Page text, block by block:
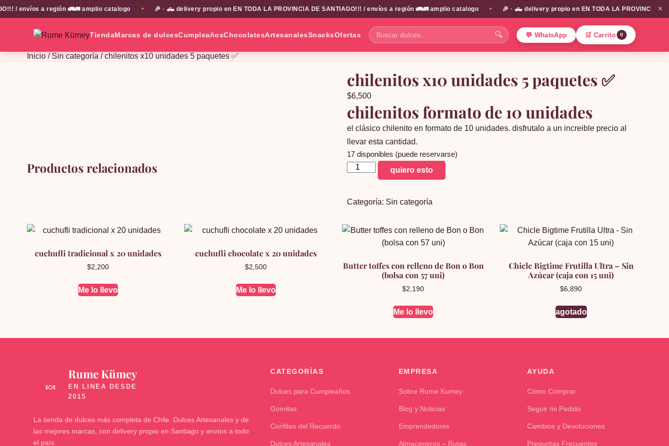
/ envíos a región 🚛🚛 amplio catalogo 🎉 · 🛻 delivery propio en EN TODA LA PROVINCIA DE SANTIAGO!!! / envíos a región 🚛🚛 amplio catalogo 🎉 · 🛻 delivery propio en EN TODA LA PROVINCIA DE
✕
TiendaMarcas de dulcesCumpleañosChocolatesArtesanalesSnacksOfertas
Buscar
dulces...
🔍 💬 WhatsApp 🛒 Carrito 0
Inicio/ Sin categoría / chilenitos x10 unidades 5 paquetes ✅
chilenitos x10 unidades 5 paquetes ✅
$6,500
chilenitos formato de 10 unidades
el clásico chilenito en formato de 10 unidades. disfrutalo a un increible precio al
llevar esta cantidad.
17 disponibles (puede reservarse)
chilenitos
5
✅
quiero esto
Categoría: Sin categoría
Productos relacionados
cuchufli tradicional x 20 unidades
$2,200
Me lo llevo
cuchufli chocolate x 20 unidades
$2,500
Me lo llevo
Butter toffes con relleno de Bon o Bon
(bolsa con 57 uni)
$2,190
Me lo llevo
Chicle Bigtime Frutilla Ultra – Sin
Azúcar (caja con 15 uni)
$6,890
agotado
🍬
Rume Kümey
La tienda de dulces más completa de Chile. Dulces Artesanales y de
las mejores marcas, con delivery propio en Santiago y envíos a todo
el país.
CATEGORÍAS
Dulces para Cumpleaños
Gomitas
Confites del Recuerdo
Dulces Artesanales
EMPRESA
Sobre Rume Kumey
Blog y Noticias
Emprendedores
Almaceneros – Rutas
AYUDA
Cómo Comprar
Seguir mi Pedido
Cambios y Devoluciones
Preguntas Frecuentes